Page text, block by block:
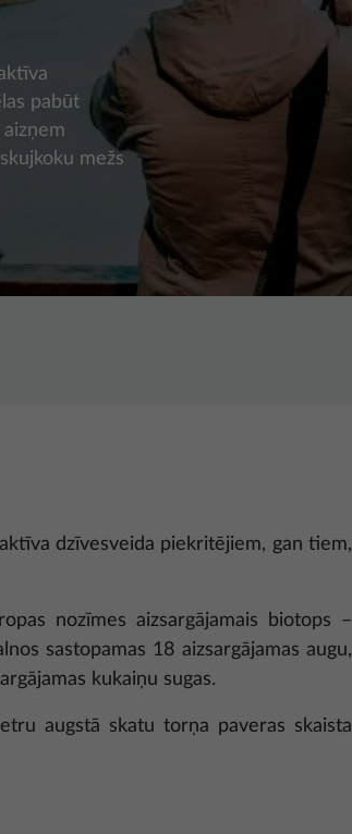
pabūt
mežs
dzīvesveida piekritējiem, gan tiem,
nozīmes aizsargājamais biotops –
sastopamas 18 aizsargājamas augu,
kukaiņu sugas.
augstā skatu torņa paveras skaista